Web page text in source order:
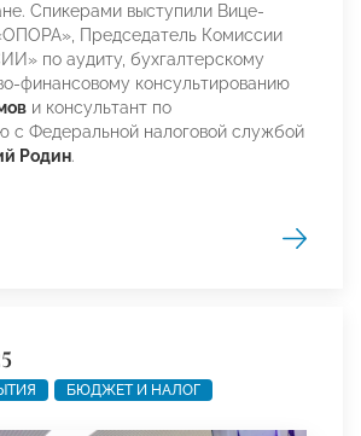
Спикерами выступили Вице-
Председатель Комиссии
по аудиту, бухгалтерскому
финансовому консультированию
и консультант по
с Федеральной налоговой службой
Родин.
БЮДЖЕТ И НАЛОГ